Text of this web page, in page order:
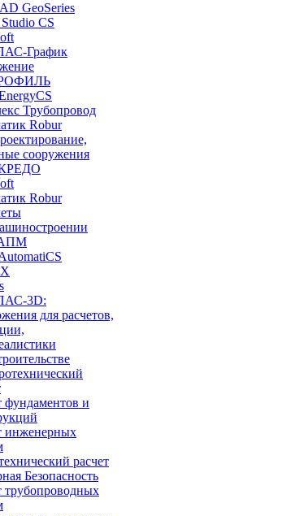
GeoSeries
CS
График
Трубопровод
Robur
сооружения
Robur
3D:
для расчетов,
фундаментов и
инженерных
расчет
Безопасность
трубопроводных